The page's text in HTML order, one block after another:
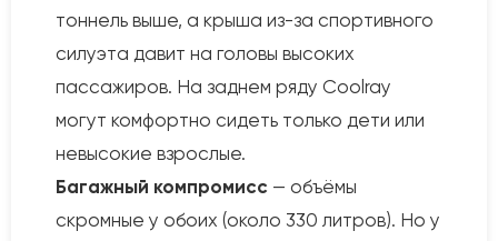
тоннель выше, а крыша из-за спортивного
силуэта давит на головы высоких
пассажиров. На заднем ряду Coolray
могут комфортно сидеть только дети или
невысокие взрослые.
Багажный компромисс — объёмы
скромные у обоих (около 330 литров). Но у